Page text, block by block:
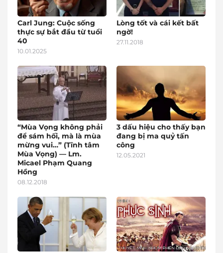
Carl Jung: Cuộc sống
thực sự bắt đầu từ tuổi
40
10.01.2025
Lòng tốt và cái kết bất
ngờ!
27.11.2018
“Mùa Vọng không phải
để sám hối, mà là mùa
mừng vui…” (Tĩnh tâm
Mùa Vọng) — Lm.
Micael Phạm Quang
Hồng
08.12.2018
3 dấu hiệu cho thấy bạn
đang bị ma quỷ tấn
công
12.05.2021